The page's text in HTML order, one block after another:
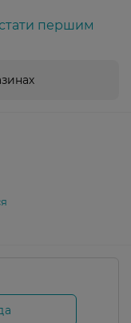
першим